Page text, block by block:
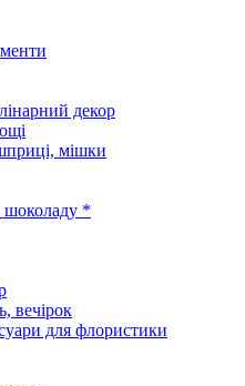
декор
мішки
*
вечірок
для флористики